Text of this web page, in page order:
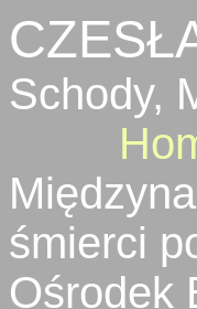
Schody,
śmierci
Ośrodek